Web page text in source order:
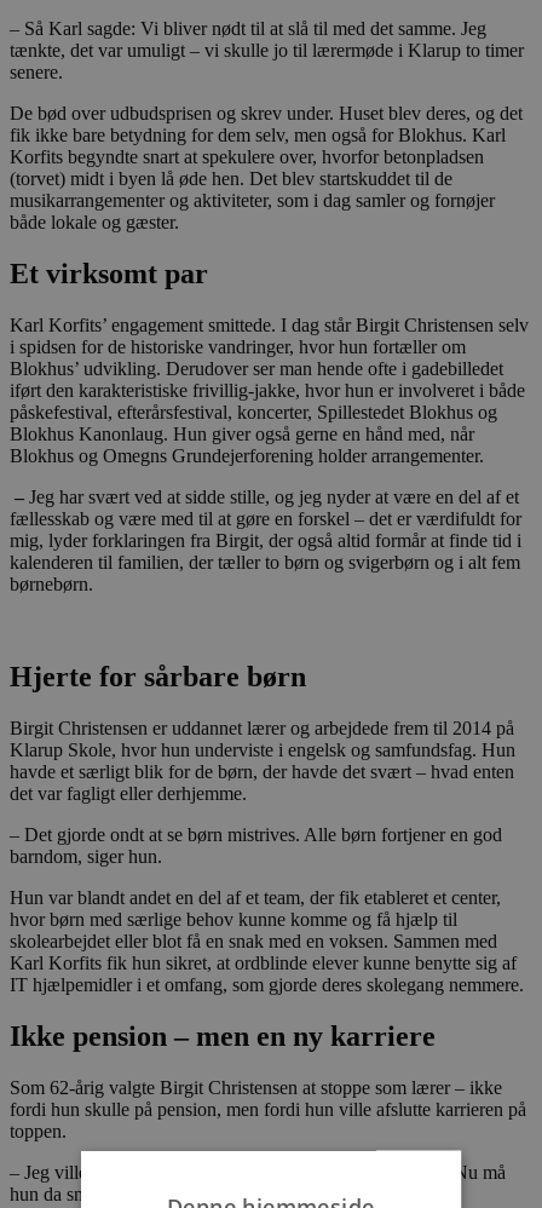
– Så Karl sagde: Vi bliver nødt til at slå til med det samme. Jeg
tænkte, det var umuligt – vi skulle jo til lærermøde i Klarup to timer
senere.
De bød over udbudsprisen og skrev under. Huset blev deres, og det
fik ikke bare betydning for dem selv, men også for Blokhus. Karl
Korfits begyndte snart at spekulere over, hvorfor betonpladsen
(torvet) midt i byen lå øde hen. Det blev startskuddet til de
musikarrangementer og aktiviteter, som i dag samler og fornøjer
både lokale og gæster.
Et virksomt par
Karl Korfits’ engagement smittede. I dag står Birgit Christensen selv
i spidsen for de historiske vandringer, hvor hun fortæller om
Blokhus’ udvikling. Derudover ser man hende ofte i gadebilledet
iført den karakteristiske frivillig-jakke, hvor hun er involveret i både
påskefestival, efterårsfestival, koncerter, Spillestedet Blokhus og
Blokhus Kanonlaug. Hun giver også gerne en hånd med, når
Blokhus og Omegns Grundejerforening holder arrangementer.
– Jeg har svært ved at sidde stille, og jeg nyder at være en del af et
fællesskab og være med til at gøre en forskel – det er værdifuldt for
mig, lyder forklaringen fra Birgit, der også altid formår at finde tid i
kalenderen til familien, der tæller to børn og svigerbørn og i alt fem
børnebørn.
Hjerte for sårbare børn
Birgit Christensen er uddannet lærer og arbejdede frem til 2014 på
Klarup Skole, hvor hun underviste i engelsk og samfundsfag. Hun
havde et særligt blik for de børn, der havde det svært – hvad enten
det var fagligt eller derhjemme.
– Det gjorde ondt at se børn mistrives. Alle børn fortjener en god
barndom, siger hun.
Hun var blandt andet en del af et team, der fik etableret et center,
hvor børn med særlige behov kunne komme og få hjælp til
skolearbejdet eller blot få en snak med en voksen. Sammen med
Karl Korfits fik hun sikret, at ordblinde elever kunne benytte sig af
IT hjælpemidler i et omfang, som gjorde deres skolegang nemmere.
Ikke pension – men en ny karriere
Som 62-årig valgte Birgit Christensen at stoppe som lærer – ikke
fordi hun skulle på pension, men fordi hun ville afslutte karrieren på
toppen.
– Jeg ville ikke ende som hende, kollegerne hviskede om: Nu må
hun da snart gå på pension, griner hun.